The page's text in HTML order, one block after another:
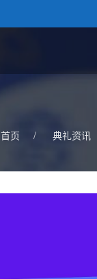
首页 / 典礼资讯